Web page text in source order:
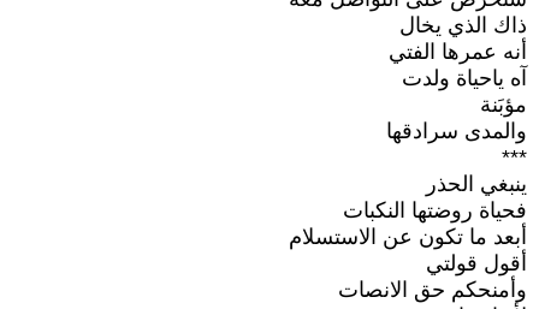
ذاك الذي يخال
أنه عمرها الفتي
آه ياحياة ولدت
مؤبَنة
والمدى سرادقها
***
ينبغي الحذر
فحياة روضتها النكبات
أبعد ما تكون عن الاستسلام
أقول قولتي
وأمنحكم حق الانصات